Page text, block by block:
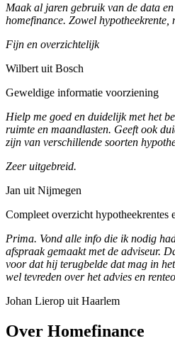
Maak al jaren gebruik van de data
homefinance. Zowel
Fijn en overzichtelijk
Wilbert uit Bosch
Geweldige informatie voorziening
Hielp me goed en duidelijk met het
ruimte en maandlasten. Geeft ook
zijn van verschillende soorten
Zeer uitgebreid.
Jan uit Nijmegen
Compleet overzicht hypotheekrentes
Prima. Vond alle info die ik nodig
afspraak gemaakt met de adviseur.
voor dat hij terugbelde dat mag in
wel tevreden over het advies en
Johan Lierop uit Haarlem
Over Homefinance